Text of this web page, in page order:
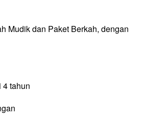
Mudik dan Paket Berkah, dengan
4 tahun